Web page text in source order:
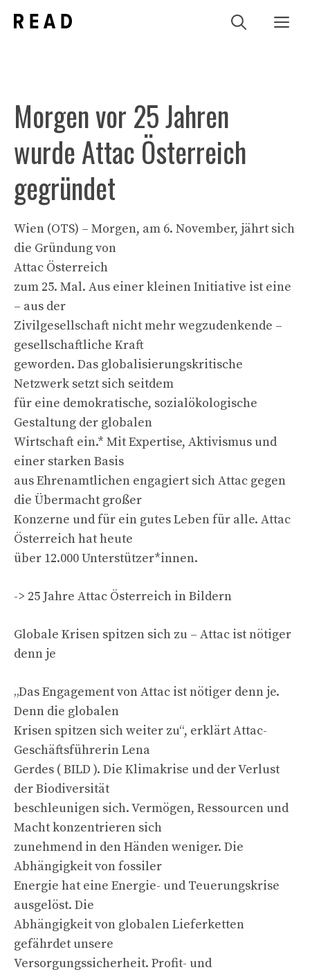
Inhalt
Morgen vor 25 Jahren
wurde Attac Österreich
gegründet
Wien (OTS) – Morgen, am 6. November, jährt sich
die Gründung von
Attac Österreich
zum 25. Mal. Aus einer kleinen Initiative ist eine
– aus der
Zivilgesellschaft nicht mehr wegzudenkende –
gesellschaftliche Kraft
geworden. Das globalisierungskritische
Netzwerk setzt sich seitdem
für eine demokratische, sozialökologische
Gestaltung der globalen
Wirtschaft ein.* Mit Expertise, Aktivismus und
einer starken Basis
aus Ehrenamtlichen engagiert sich Attac gegen
die Übermacht großer
Konzerne und für ein gutes Leben für alle. Attac
Österreich hat heute
über 12.000 Unterstützer*innen.
-> 25 Jahre Attac Österreich in Bildern
Globale Krisen spitzen sich zu – Attac ist nötiger
denn je
„Das Engagement von Attac ist nötiger denn je.
Denn die globalen
Krisen spitzen sich weiter zu“, erklärt Attac-
Geschäftsführerin Lena
Gerdes ( BILD ). Die Klimakrise und der Verlust
der Biodiversität
beschleunigen sich. Vermögen, Ressourcen und
Macht konzentrieren sich
zunehmend in den Händen weniger. Die
Abhängigkeit von fossiler
Energie hat eine Energie- und Teuerungskrise
ausgelöst. Die
Abhängigkeit von globalen Lieferketten
gefährdet unsere
Versorgungssicherheit. Profit- und